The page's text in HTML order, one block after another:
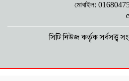
অযথা বিরোধিতা
সহযোগিতা
মোবাইল:
সিটি নিউজ কর্তৃক সর্বসত্ত্ব